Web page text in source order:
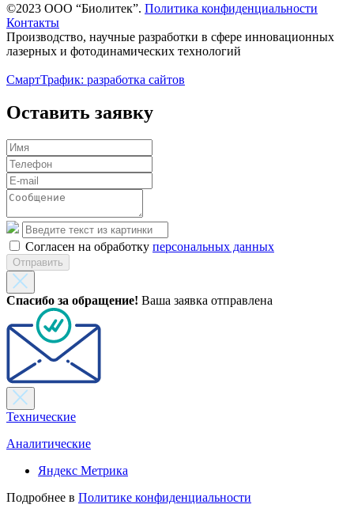
©2023 ООО “Биолитек”. Политика конфиденциальности
Контакты
Производство, научные разработки в сфере инновационных
лазерных и фотодинамических технологий
СмартТрафик: разработка сайтов
Оставить заявку
Согласен на обработку персональных данных
Отправить
Спасибо за обращение! Ваша заявка отправлена
Технические
Аналитические
Яндекс Метрика
Подробнее в Политике конфиденциальности